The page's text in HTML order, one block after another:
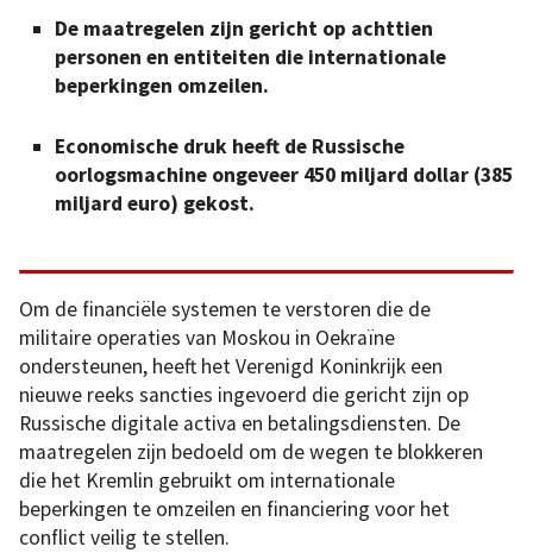
De maatregelen zijn gericht op achttien
personen en entiteiten die internationale
beperkingen omzeilen.
Economische druk heeft de Russische
oorlogsmachine ongeveer 450 miljard dollar (385
miljard euro) gekost.
Om de financiële systemen te verstoren die de
militaire operaties van Moskou in Oekraïne
ondersteunen, heeft het Verenigd Koninkrijk een
nieuwe reeks sancties ingevoerd die gericht zijn op
Russische digitale activa en betalingsdiensten. De
maatregelen zijn bedoeld om de wegen te blokkeren
die het Kremlin gebruikt om internationale
beperkingen te omzeilen en financiering voor het
conflict veilig te stellen.